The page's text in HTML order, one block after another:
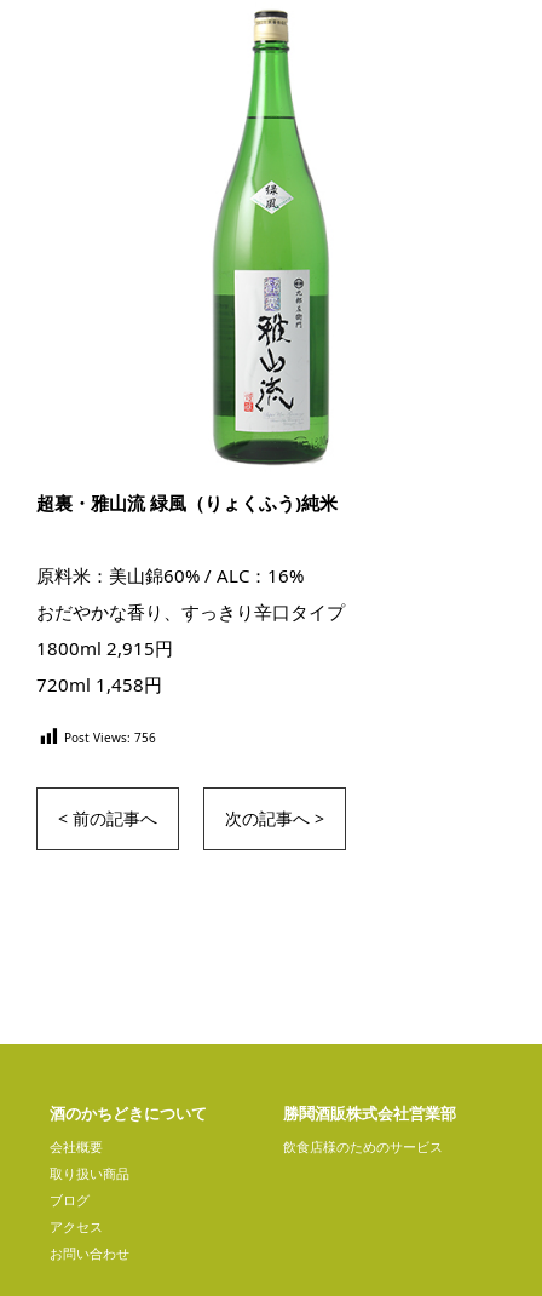
超裏・雅山流 緑風（りょくふう)純米
原料米：美山錦60% / ALC：16%
おだやかな香り、すっきり辛口タイプ
1800ml 2,915円
720ml 1,458円
Post Views: 756
< 前の記事へ 次の記事へ >
酒のかちどきについて
会社概要
取り扱い商品
ブログ
アクセス
お問い合わせ
勝鬨酒販株式会社営業部
飲食店様のためのサービス